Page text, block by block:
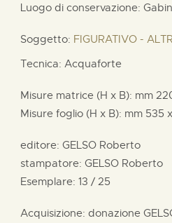
Luogo di conservazione:
Soggetto: FIGURATIVO -
Tecnica: Acquaforte
Misure matrice (H x B): mm
Misure foglio (H x B): mm 535 x
editore: GELSO Roberto
stampatore: GELSO Roberto
Esemplare: 13 / 25
Acquisizione: donazione